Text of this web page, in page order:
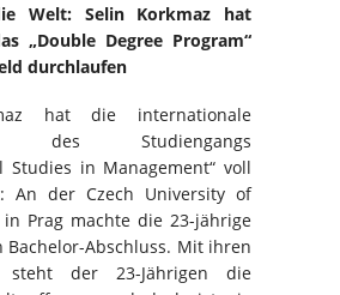
Welt: Selin Korkmaz hat
„Double Degree Program“
durchlaufen
hat die internationale
des Studiengangs
Studies in Management“ voll
An der Czech University of
in Prag machte die 23-jährige
Bachelor-Abschluss. Mit ihren
steht der 23-Jährigen die